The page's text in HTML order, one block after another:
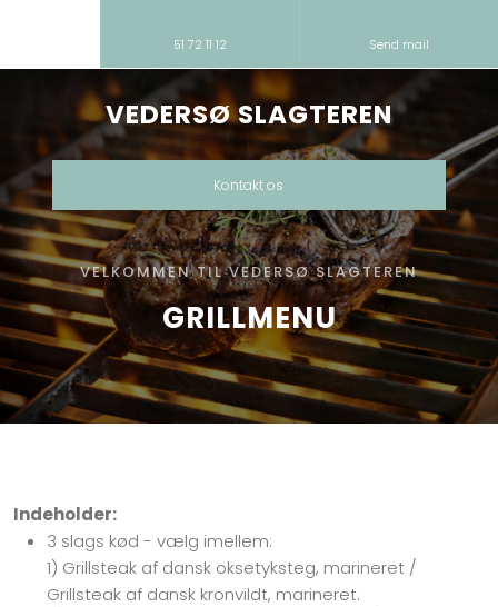
51 72 11 12 Send mail
VEDERSØ SLAGTEREN​
Kontakt os
VELKOMMEN TIL VEDERSØ SLAGTEREN
GRILLMENU
Indeholder:
3 slags kød - vælg imellem:
​1) Grillsteak af dansk oksetyksteg, marineret /
Grillsteak af dansk kronvildt, marineret.